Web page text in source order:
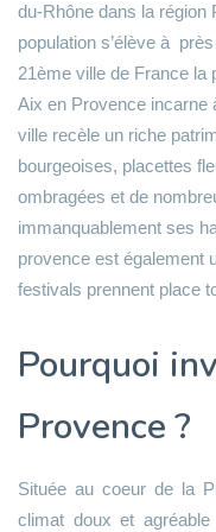
du-Rhône dans la région
population s’élève à
21ème ville de France la
Aix en Provence incarne
ville recèle un riche
bourgeoises, placettes
ombragées et de
immanquablement ses
provence est également
festivals prennent place
Pourquoi
Provence ?
Située au coeur de la
climat doux et